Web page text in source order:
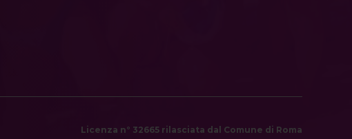
Licenza n° 32665 rilasciata dal Comune di Roma